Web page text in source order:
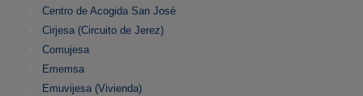
Centro de Acogida San José
Cirjesa (Circuito de Jerez)
Comujesa
Ememsa
Emuvijesa (Vivienda)